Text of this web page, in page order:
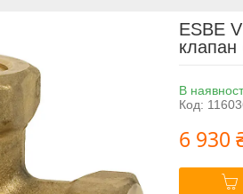
ESBE
клапан
В
Код:
6 930